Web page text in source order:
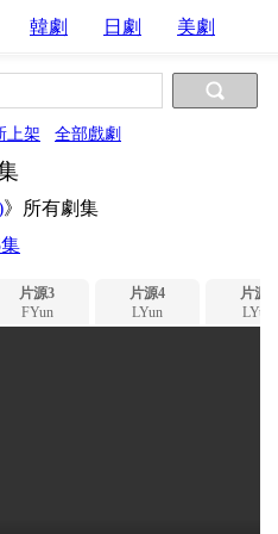
韓劇 日劇 美劇
上架 全部戲劇
》所有劇集
片源3
FYun
片源4
LYun
片源5
LYun